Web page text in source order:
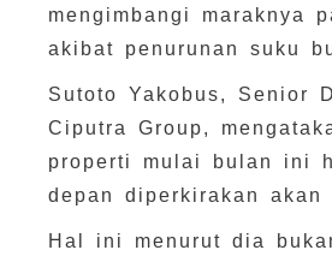
mengimbangi maraknya
akibat penurunan suku
Sutoto Yakobus, Senior
Ciputra Group,
properti mulai bulan ini
depan diperkirakan akan
Hal ini menurut dia